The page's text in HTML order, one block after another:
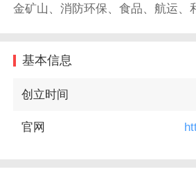
金矿山、消防环保、食品、航运、
基本信息
创立时间
官网